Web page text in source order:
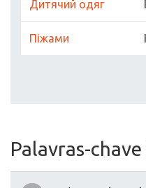
Дитячий одяг
Піжами
Palavras-chave